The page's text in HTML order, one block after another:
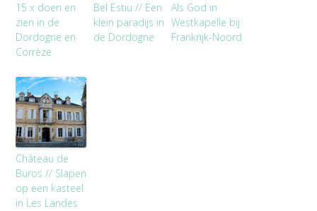
15 x doen en
zien in de
Dordogne en
Corrèze
Bel Estiu // Een
klein paradijs in
de Dordogne
Als God in
Westkapelle bij
Frankrijk-Noord
Château de
Buros // Slapen
op een kasteel
in Les Landes